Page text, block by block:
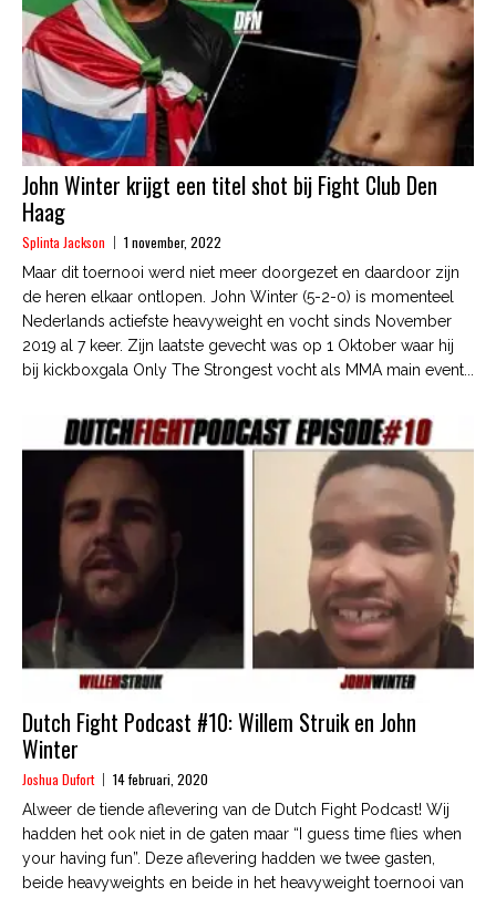
John Winter krijgt een titel shot bij Fight Club Den
Haag
Splinta Jackson 1 november, 2022
Maar dit toernooi werd niet meer doorgezet en daardoor zijn
de heren elkaar ontlopen. John Winter (5-2-0) is momenteel
Nederlands actiefste heavyweight en vocht sinds November
2019 al 7 keer. Zijn laatste gevecht was op 1 Oktober waar hij
bij kickboxgala Only The Strongest vocht als MMA main event...
Dutch Fight Podcast #10: Willem Struik en John
Winter
Joshua Dufort 14 februari, 2020
Alweer de tiende aflevering van de Dutch Fight Podcast! Wij
hadden het ook niet in de gaten maar “I guess time flies when
your having fun”. Deze aflevering hadden we twee gasten,
beide heavyweights en beide in het heavyweight toernooi van